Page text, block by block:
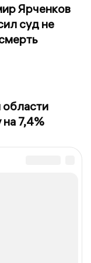
Ярченков
суд не
7,4%